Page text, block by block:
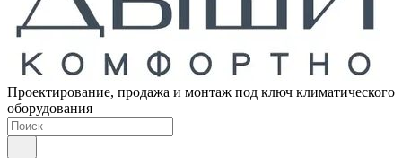
Проектирование, продажа и монтаж под ключ климатического
оборудования